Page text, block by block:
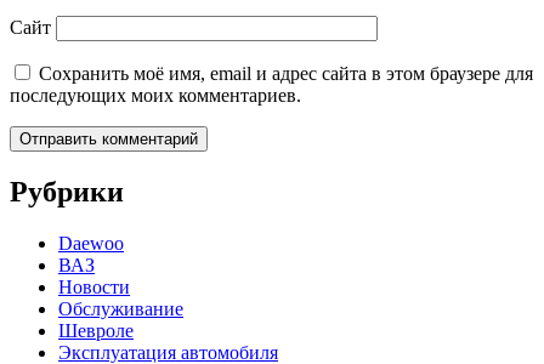
Сайт
Сохранить моё имя, email и адрес сайта в этом браузере для
последующих моих комментариев.
Рубрики
Daewoo
ВАЗ
Новости
Обслуживание
Шевроле
Эксплуатация автомобиля